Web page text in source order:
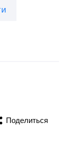
Поделиться